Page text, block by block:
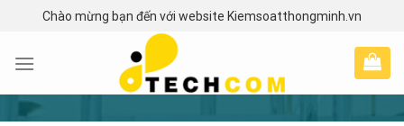
content
Chào mừng bạn đến với website Kiemsoatthongminh.vn